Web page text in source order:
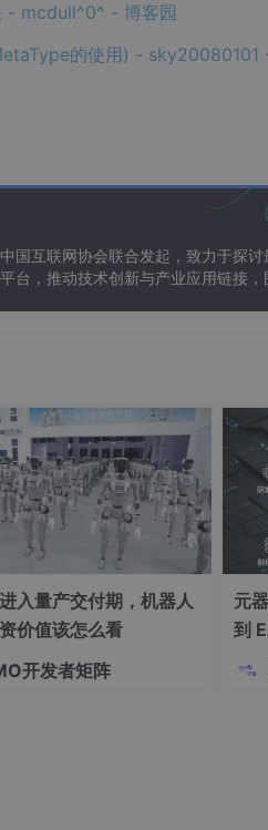
- mcdull^0^ - 博客园
的使用) - sky20080101
国互联网协会联合发起，致力于探
台，推动技术创新与产业应用链接，
入量产交付期，机器人
价值该怎么看
开发者矩阵
元
到